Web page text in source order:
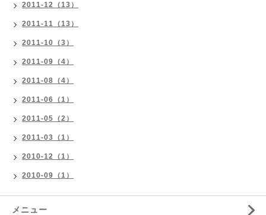
2011-12（13）
2011-11（13）
2011-10（3）
2011-09（4）
2011-08（4）
2011-06（1）
2011-05（2）
2011-03（1）
2010-12（1）
2010-09（1）
メニュー